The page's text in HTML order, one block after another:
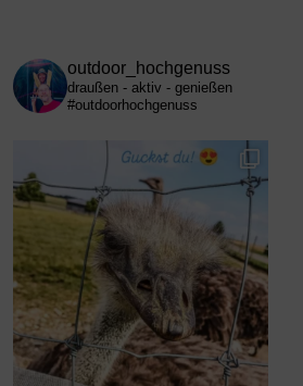
outdoor_hochgenuss
draußen - aktiv - genießen
#outdoorhochgenuss